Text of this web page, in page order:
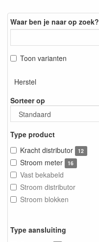
Waar ben je naar op zoek?
Toon varianten
Herstel
Sorteer op
Type product
Kracht distributor
12
Stroom meter 16
Vast bekabeld
Stroom distributor
Stroom blokken
Type aansluiting